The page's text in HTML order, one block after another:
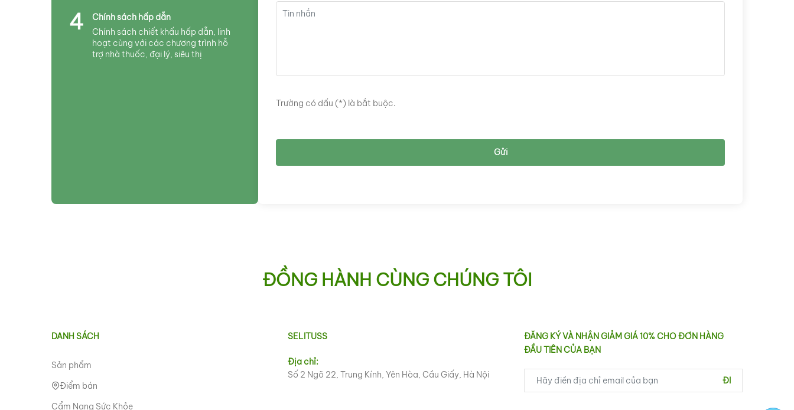
4
Chính sách hấp dẫn
Chính sách chiết khấu hấp dẫn, linh
hoạt cùng với các chương trình hỗ
trợ nhà thuốc, đại lý, siêu thị
Trường có dấu (*) là bắt buộc.
Gửi
ĐỒNG HÀNH CÙNG CHÚNG TÔI
DANH SÁCH
Sản phẩm
Điểm bán
Cẩm Nang Sức Khỏe
SELITUSS
Địa chỉ:
Số 2 Ngõ 22, Trung Kính, Yên Hòa, Cầu Giấy, Hà Nội
ĐĂNG KÝ VÀ NHẬN GIẢM GIÁ 10% CHO ĐƠN HÀNG
ĐẦU TIÊN CỦA BẠN
ĐI